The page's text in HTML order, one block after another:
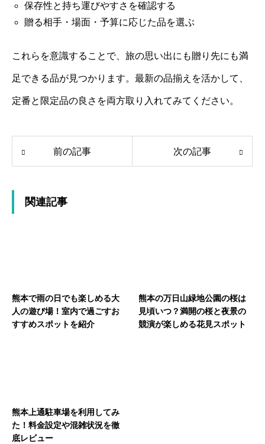
保存性と持ち運びやすさを確認する
贈る相手・場面・予算に応じた品を選ぶ
これらを意識することで、旅の思い出にも贈り先にも満
足できる品が見つかります。最新の品揃えを活かして、
定番と限定品の良さを両方取り入れてみてください。
前の記事 次の記事
関連記事
熊本で雨の日でも楽しめる大
人の遊び場！室内で過ごすお
すすめスポットを紹介
熊本の万日山緑地公園の桜は
見頃いつ？満開の桜と夜景の
競演が楽しめる花見スポット
熊本上通駐車場を利用してみ
た！料金設定や混雑状況を徹
底レビュー